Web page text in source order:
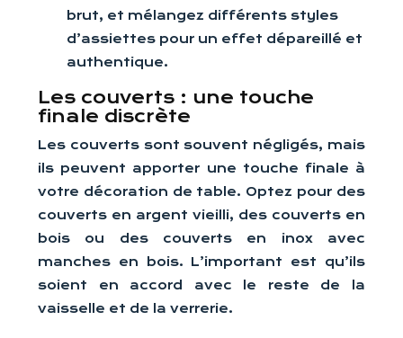
brut, et mélangez différents styles
d’assiettes pour un effet dépareillé et
authentique.
Les couverts : une touche
finale discrète
Les couverts sont souvent négligés, mais
ils peuvent apporter une touche finale à
votre décoration de table. Optez pour des
couverts en argent vieilli, des couverts en
bois ou des couverts en inox avec
manches en bois. L’important est qu’ils
soient en accord avec le reste de la
vaisselle et de la verrerie.